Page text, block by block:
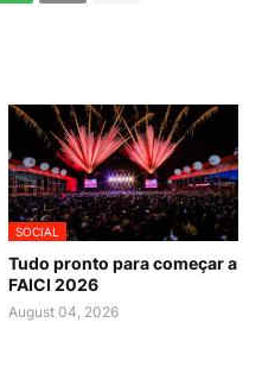
SOCIAL
Tudo pronto para começar a
FAICI 2026
August 04, 2026